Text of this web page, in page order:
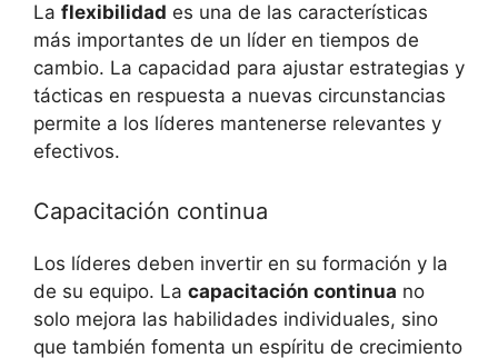
La flexibilidad es una de las características
más importantes de un líder en tiempos de
cambio. La capacidad para ajustar estrategias y
tácticas en respuesta a nuevas circunstancias
permite a los líderes mantenerse relevantes y
efectivos.
Capacitación continua
Los líderes deben invertir en su formación y la
de su equipo. La capacitación continua no
solo mejora las habilidades individuales, sino
que también fomenta un espíritu de crecimiento